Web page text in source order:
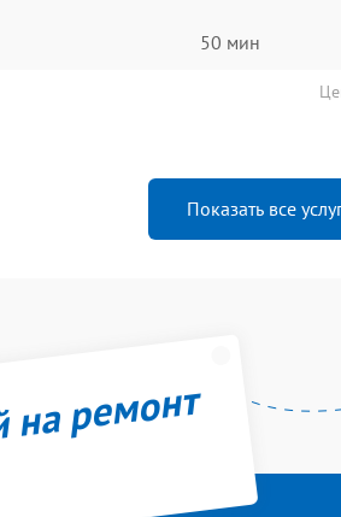
50 мин
Показать все
ремонт